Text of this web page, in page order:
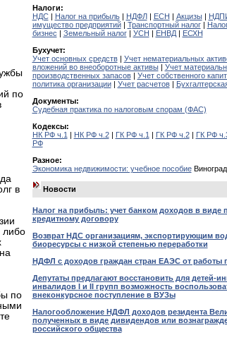
по
в
либо
по
Налоги:
НДС| Налог на прибыль| НДФЛ| ЕСН | Акцизы|
имущество предприятий| Транспортный налог|
бизнес | Земельный налог| УСН | ЕНВД| ЕСХН
Бухучет:
Учет основных средств| Учет нематериальных
вложений во внеоборотные активы| Учет
производственных запасов| Учет собственного
политика организации| Учет расчетов|
Документы:
Судебная практика по налоговым спорам (ФАС)
Кодексы:
НК РФ ч.1 | НК РФ ч.2| ГК РФ ч.1 | ГК РФ ч.2| ГК РФ
РФ
Разное:
Экономика недвижимости: учебное пособие
Новости
Налог на прибыль: учет банком доходов в виде
кредитному договору
Возврат НДС организациям, экспортирующим
биоресурсы с низкой степенью переработки
НДФЛ с доходов граждан стран ЕАЭС от работы
Депутаты предлагают восстановить для детей-
инвалидов I и II групп возможность
внеконкурсное поступление в ВУЗы
Налогообложение НДФЛ доходов резидента
полученных в виде дивидендов или
российского общества